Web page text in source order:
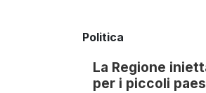
Politica
La Regione
per i piccoli